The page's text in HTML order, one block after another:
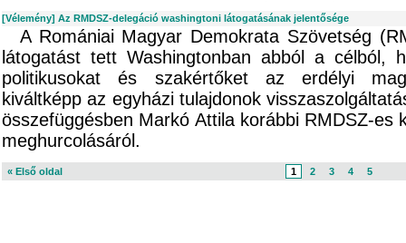
[Vélemény] Az RMDSZ-delegáció washingtoni látogatásának jelentősége
A Romániai Magyar Demokrata Szövetség
látogatást tett Washingtonban abból a célból,
politikusokat és szakértőket az erdélyi
kiváltképp az egyházi tulajdonok
összefüggésben Markó Attila korábbi RMDSZ-es
meghurcolásáról.
« Első oldal 1 2 3 4 5